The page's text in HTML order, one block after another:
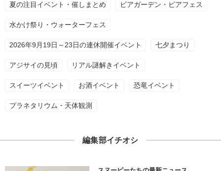
夏の注目イベント・催しまとめ ビアガーデン・ビアフェス
水かけ祭り・ウォーターフェス
2026年9月19日～23日の連休開催イベント 七夕まつり
アジサイの見頃 リアル謎解きイベント
スイーツイベント お酒イベント 恐竜イベント
プラネタリウム・天体観測
編集部イチオシ